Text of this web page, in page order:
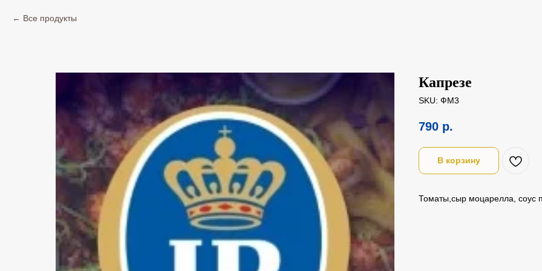
Все продукты
Капрезе
SKU: ФМ3
790 р.
В корзину
Томаты,сыр моцарелла, соус